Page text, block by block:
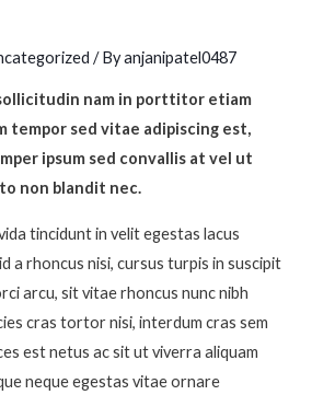
/ Byanjanipatel0487
nam in porttitor etiam
tempor sed vitae adipiscing est,
ipsum sed convallis at vel ut
non blandit nec.
tincidunt in velit egestas lacus
a rhoncus nisi, cursus turpis in suscipit
arcu, sit vitae rhoncus nunc nibh
cras tortor nisi, interdum cras sem
est netus ac sit ut viverra aliquam
neque egestas vitae ornare